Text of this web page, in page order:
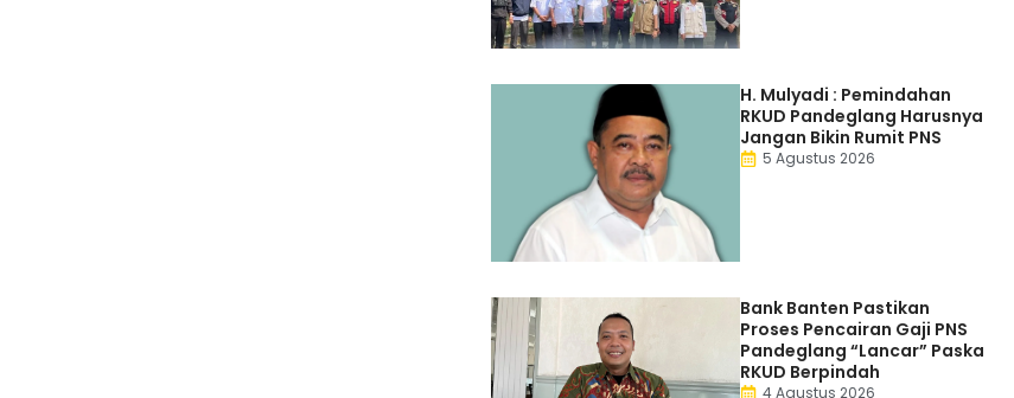
H. Mulyadi : Pemindahan
RKUD Pandeglang Harusnya
Jangan Bikin Rumit PNS
5 Agustus 2026
Bank Banten Pastikan
Proses Pencairan Gaji PNS
Pandeglang “Lancar” Paska
RKUD Berpindah
4 Agustus 2026